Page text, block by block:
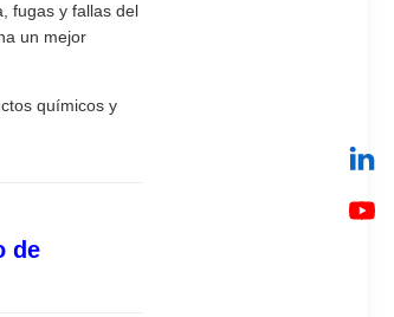
fugas y fallas del
un mejor
químicos y
de